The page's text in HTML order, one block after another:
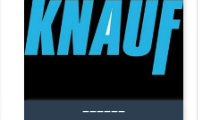
------